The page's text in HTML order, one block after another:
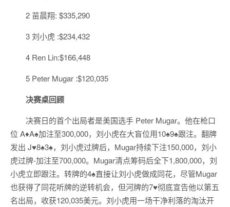
2 苗晨翔: $335,290
3 刘小虎 :$234,432
4 Ren Lin:$166,448
5 Peter Mugar :$120,035
决赛桌回顾
决赛日的首个出局者是美国选手 Peter Mugar。他在枪口
位 A♦A♠加注至300,000，刘小虎在大盲位用10♠9♠跟注。翻牌
发出 J♥8♠3♠，刘小虎过牌后，Mugar持续下注150,000，刘小
虎过牌-加注至700,000。Mugar清点筹码后全下1,800,000，刘
小虎立即跟注。转牌的4♠直接让刘小虎做成同花，尽管Mugar
也获得了同花听牌的逆转机会，但河牌的7♥彻底宣告他以第五
名出局，收获120,035美元。刘小虎用一场干净利落的淘汰开